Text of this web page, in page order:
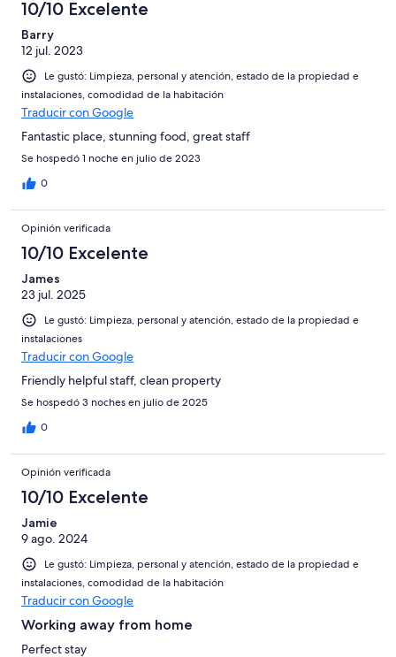
10/10 Excelente
Barry
12 jul. 2023
Le gustó: Limpieza, personal y atención, estado de la propiedad e
instalaciones, comodidad de la habitación
Traducir con Google
Fantastic place, stunning food, great staff
Se hospedó 1 noche en julio de 2023
0
Opinión verificada
10/10 Excelente
James
23 jul. 2025
Le gustó: Limpieza, personal y atención, estado de la propiedad e
instalaciones
Traducir con Google
Friendly helpful staff, clean property
Se hospedó 3 noches en julio de 2025
0
Opinión verificada
10/10 Excelente
Jamie
9 ago. 2024
Le gustó: Limpieza, personal y atención, estado de la propiedad e
instalaciones, comodidad de la habitación
Traducir con Google
Working away from home
Perfect stay